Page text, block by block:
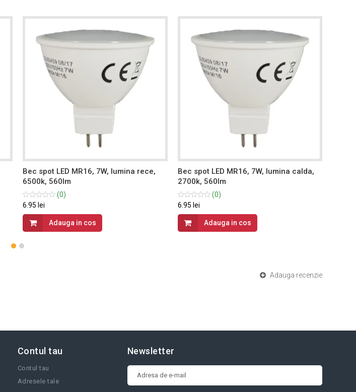
Bec spot LED MR16, 7W, lumina rece,
6500k, 560lm
(0)
6.95 lei
Adauga in cos
Bec spot LED MR16, 7W, lumina calda,
2700k, 560lm
(0)
6.95 lei
Adauga in cos
Adauga recenzie
Contul tau
Contul tau
Adresele tale
Newsletter